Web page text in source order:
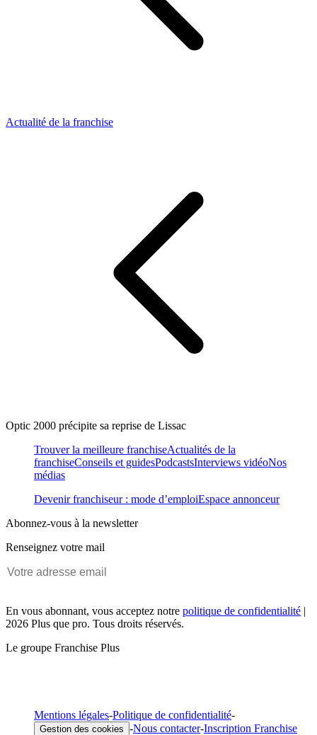
Actualité de la franchise
Optic 2000 précipite sa reprise de Lissac
Trouver la meilleure franchiseActualités de la
franchiseConseils et guidesPodcastsInterviews vidéoNos
médias
Devenir franchiseur : mode d’emploiEspace annonceur
Abonnez-vous à la newsletter
Renseignez votre mail
En vous abonnant, vous acceptez notre politique de confidentialité |
2026 Plus que pro. Tous droits réservés.
Le groupe Franchise Plus
Mentions légales-Politique de confidentialité-
Gestion des cookies -Nous contacter-Inscription Franchise